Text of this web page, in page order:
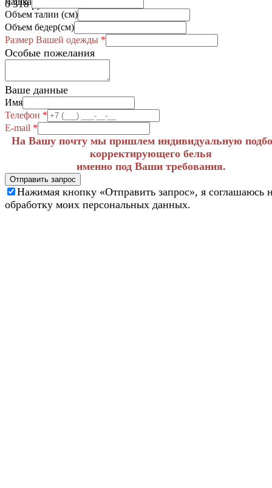
6 318 руб.
Объем талии (см)
Объем бедер(см)
Размер Вашей одежды *
Особые пожелания
Ваше данные
Имя
Телефон *
E-mail *
На Вашу почту мы пришлем индивидуальную
корректирующего белья
именно под Ваши требования.
Отправить запрос
Нажимая кнопку «Отправить запрос», я соглашаюсь
обработку моих персональных данных.